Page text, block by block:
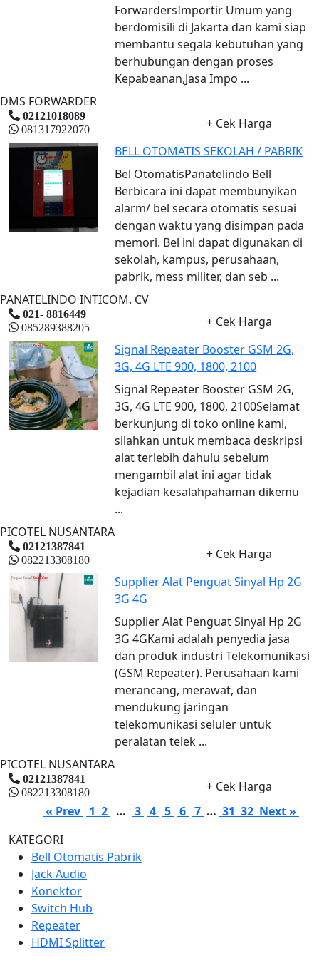
ForwardersImportir Umum yang
berdomisili di Jakarta dan kami siap
membantu segala kebutuhan yang
berhubungan dengan proses
Kepabeanan,Jasa Impo ...
DMS FORWARDER
02121018089
081317922070
+ Cek Harga
BELL OTOMATIS SEKOLAH / PABRIK
Bel OtomatisPanatelindo Bell
Berbicara ini dapat membunyikan
alarm/ bel secara otomatis sesuai
dengan waktu yang disimpan pada
memori. Bel ini dapat digunakan di
sekolah, kampus, perusahaan,
pabrik, mess militer, dan seb ...
PANATELINDO INTICOM. CV
021- 8816449
085289388205
+ Cek Harga
Signal Repeater Booster GSM 2G,
3G, 4G LTE 900, 1800, 2100
Signal Repeater Booster GSM 2G,
3G, 4G LTE 900, 1800, 2100Selamat
berkunjung di toko online kami,
silahkan untuk membaca deskripsi
alat terlebih dahulu sebelum
mengambil alat ini agar tidak
kejadian kesalahpahaman dikemu
...
PICOTEL NUSANTARA
02121387841
082213308180
+ Cek Harga
Supplier Alat Penguat Sinyal Hp 2G
3G 4G
Supplier Alat Penguat Sinyal Hp 2G
3G 4GKami adalah penyedia jasa
dan produk industri Telekomunikasi
(GSM Repeater). Perusahaan kami
merancang, merawat, dan
mendukung jaringan
telekomunikasi seluler untuk
peralatan telek ...
PICOTEL NUSANTARA
02121387841
082213308180
+ Cek Harga
« Prev 1 2 … 3 4 5 6 7 … 31 32 Next »
KATEGORI
Bell Otomatis Pabrik
Jack Audio
Konektor
Switch Hub
Repeater
HDMI Splitter